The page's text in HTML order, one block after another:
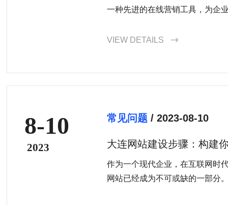
一种先进的在线营销工具，为企
VIEW DETAILS 
8-10
2023
常见问题/ 2023-08-10
大连网站建设步骤：构建
作为一个现代企业，在互联网时
网站已经成为不可或缺的一部分